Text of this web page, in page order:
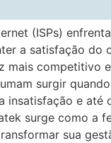
(ISPs)
a satisfação do
mais competitivo
surgir
insatisfação e até
surge como a
sua